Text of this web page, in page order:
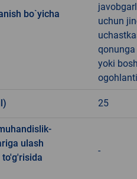
bo`yicha
uchun
yoki
25
ulash
-